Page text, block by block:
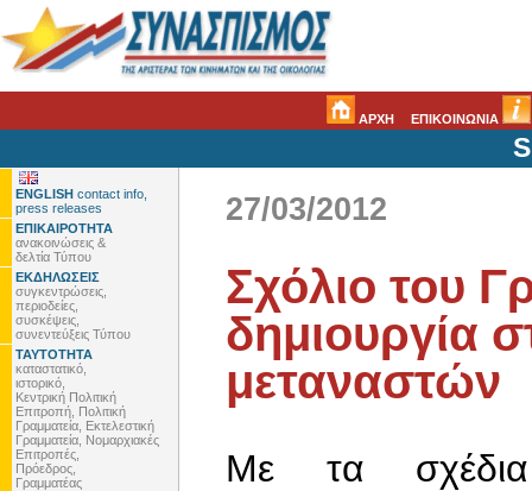
ΑΡΧΗ ΕΠΙΚΟΙΝΩΝΙΑ
ENGLISH contact info,
press releases
ΕΠΙΚΑΙΡΟΤΗΤΑ
ανακοινώσεις &
δελτία Τύπου
ΕΚΔΗΛΩΣΕΙΣ
συγκεντρώσεις,
περιοδείες,
συσκέψεις,
συνεντεύξεις Τύπου
ΤΑΥΤΟΤΗΤΑ
καταστατικό,
ιστορικό,
Κεντρική Πολιτική
Επιτροπή, Πολιτική
Γραμματεία, Εκτελεστική
Γραμματεία, Νομαρχιακές
Επιτροπές,
Πρόεδρος,
Γραμματέας
27/03/2012
Σχόλιο του
δημιουργία
μεταναστών
Με τα σχέδια